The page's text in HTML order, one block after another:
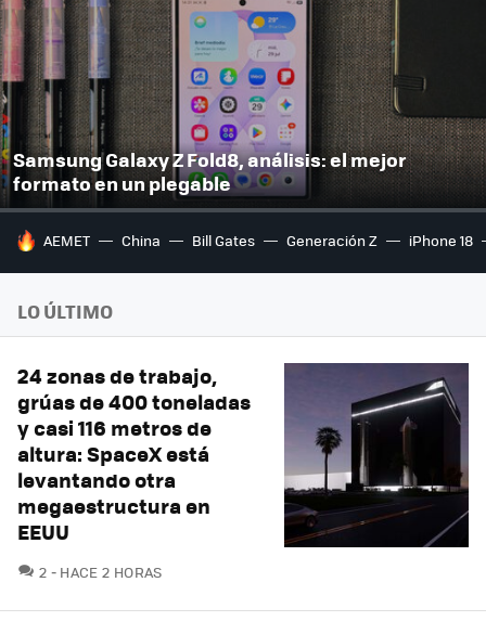
Samsung Galaxy Z Fold8, análisis: el mejor
formato en un plegable
HOY SE HABLA DE
AEMET China Bill Gates Generación Z iPhone 18
LO ÚLTIMO
24 zonas de trabajo,
grúas de 400 toneladas
y casi 116 metros de
altura: SpaceX está
levantando otra
megaestructura en
EEUU
2 COMENTARIOS
HACE 2 HORAS